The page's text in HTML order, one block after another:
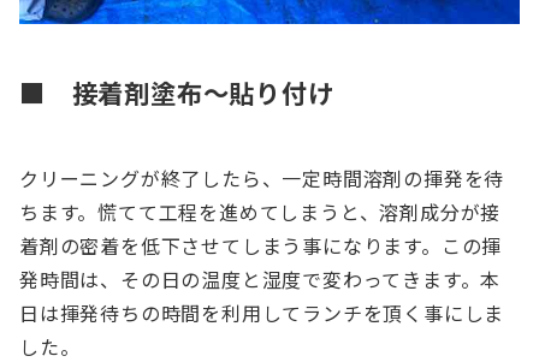
■ 接着剤塗布～貼り付け
クリーニングが終了したら、一定時間溶剤の揮発を待
ちます。慌てて工程を進めてしまうと、溶剤成分が接
着剤の密着を低下させてしまう事になります。この揮
発時間は、その日の温度と湿度で変わってきます。本
日は揮発待ちの時間を利用してランチを頂く事にしま
した。